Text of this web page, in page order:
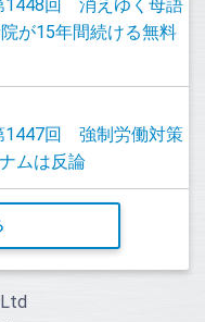
1448回 消えゆく母語
が15年間続ける無料
1447回 強制労働対策
ムは反論